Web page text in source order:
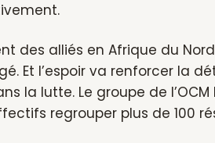
des alliés en Afrique du
Et l’espoir va renforcer la
la lutte. Le groupe de l’OCM
regrouper plus de 100